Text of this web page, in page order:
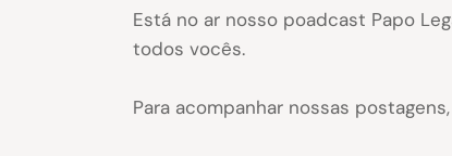
Está no ar nosso poadcast Papo
todos vocês.
Para acompanhar nossas